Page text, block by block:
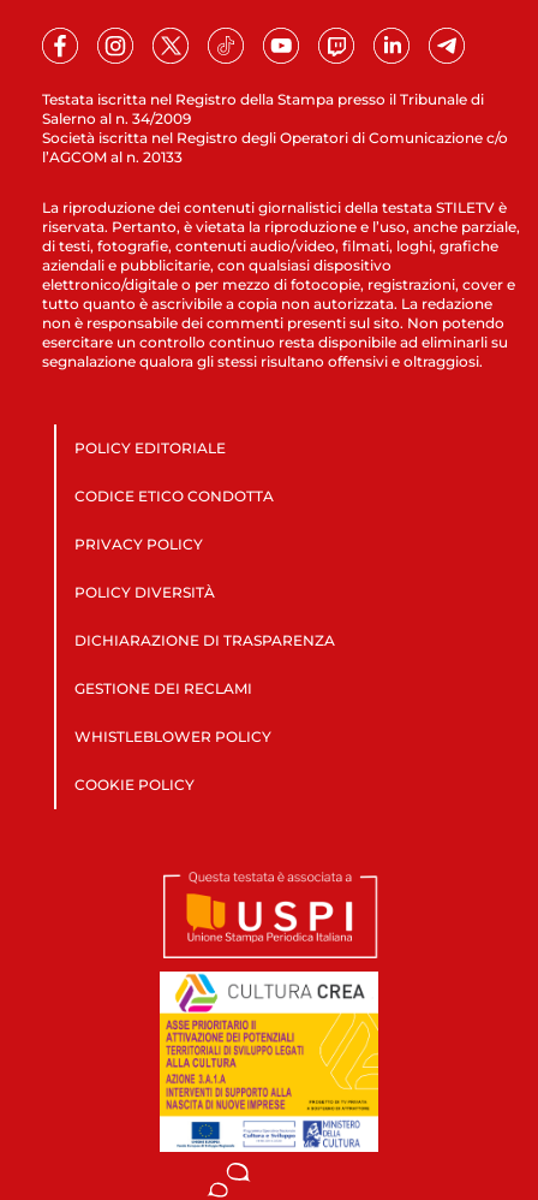
Testata iscritta nel Registro della Stampa presso il Tribunale di
Salerno al n. 34/2009
Società iscritta nel Registro degli Operatori di Comunicazione c/o
l’AGCOM al n. 20133
La riproduzione dei contenuti giornalistici della testata STILETV è
riservata. Pertanto, è vietata la riproduzione e l’uso, anche parziale,
di testi, fotografie, contenuti audio/video, filmati, loghi, grafiche
aziendali e pubblicitarie, con qualsiasi dispositivo
elettronico/digitale o per mezzo di fotocopie, registrazioni, cover e
tutto quanto è ascrivibile a copia non autorizzata. La redazione
non è responsabile dei commenti presenti sul sito. Non potendo
esercitare un controllo continuo resta disponibile ad eliminarli su
segnalazione qualora gli stessi risultano offensivi e oltraggiosi.
POLICY EDITORIALE
CODICE ETICO CONDOTTA
PRIVACY POLICY
POLICY DIVERSITÀ
DICHIARAZIONE DI TRASPARENZA
GESTIONE DEI RECLAMI
WHISTLEBLOWER POLICY
COOKIE POLICY